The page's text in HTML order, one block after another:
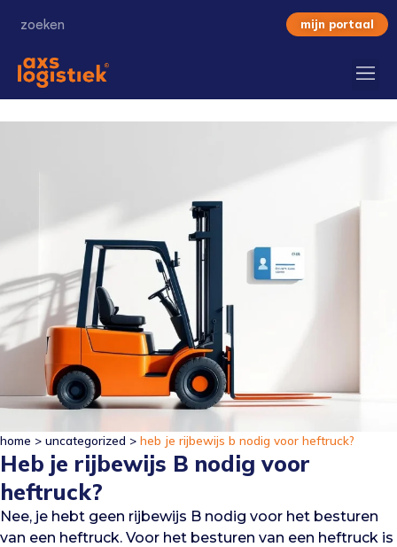
mijn portaal
home > uncategorized > heb je rijbewijs b nodig voor heftruck?
Heb je rijbewijs B nodig voor
heftruck?
Nee, je hebt geen rijbewijs B nodig voor het besturen
van een heftruck. Voor het besturen van een heftruck is